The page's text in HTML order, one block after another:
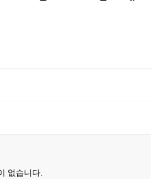
없습니다.